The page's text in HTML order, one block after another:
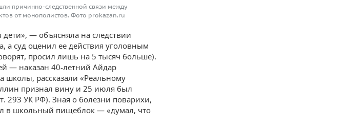
причинно-следственной связи между
от монополистов. Фото prokazan.ru
дети», — объясняла на следствии
а суд оценил ее действия уголовным
просил лишь на 5 тысяч больше).
— наказан 40-летний Айдар
школы, рассказали «Реальному
признал вину и 25 июля был
293 УК РФ). Зная о болезни поварихи,
в школьный пищеблок — «думал, что